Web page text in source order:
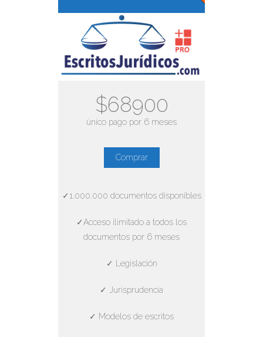
$68900
único pago por 6 meses
Comprar
✓1.000.000 documentos disponibles
✓Acceso ilimitado a todos los
documentos por 6 meses
✓ Legislación
✓ Jurisprudencia
✓ Modelos de escritos